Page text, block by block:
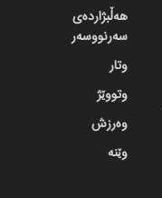
هەڵبژاردەی
سەرنووسەر
وتار
وتووێژ
وەرزش
وێنە